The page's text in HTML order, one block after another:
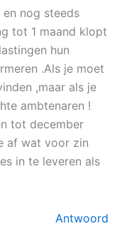
nog steeds
tot 1 maand klopt
hun
.Als je moet
,maar als je
ambtenaren !
tot december
af wat voor zin
in te leveren als
Antwoord